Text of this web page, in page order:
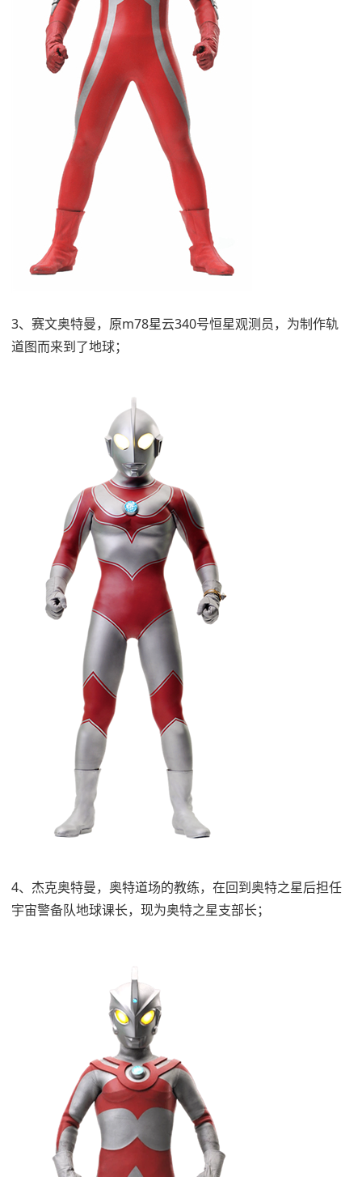
3、赛文奥特曼，原m78星云340号恒星观测员，为制作轨
道图而来到了地球；
4、杰克奥特曼，奥特道场的教练，在回到奥特之星后担任
宇宙警备队地球课长，现为奥特之星支部长；